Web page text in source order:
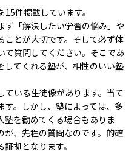
件掲載しています。
ず「解決したい学習の悩み」や
ことが大切です。そして必ず体
て質問してください。そこであ
してくれる塾が、相性のいい塾
いる生徒像があります。当て
す。しかし、塾によっては、多
を勧めてくる場合もありま
が、先程の質問なのです。的確
拠となります。